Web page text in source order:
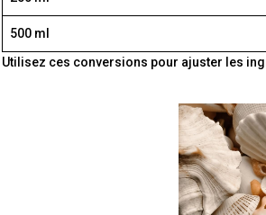
500 ml
Utilisez ces conversions pour ajuster les